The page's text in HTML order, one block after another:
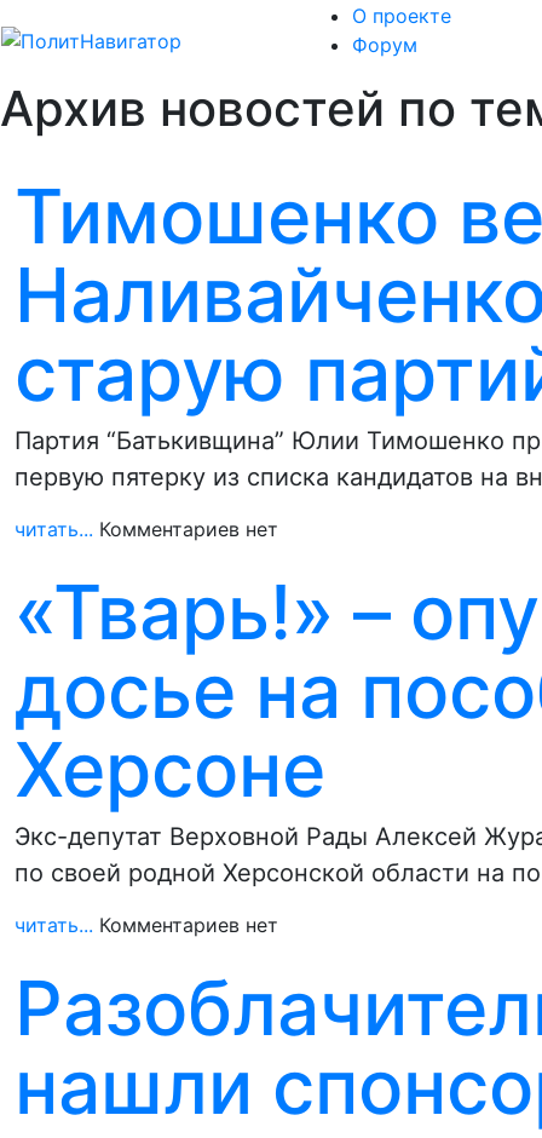
О проекте
Форум
Архив новостей по
Тимошенко
старую
Партия “Батькивщина” Юлии Тимошенко
первую пятерку из списка кандидатов на
читать... Комментариев нет
«Тварь!» –
досье на
Херсоне
Экс-депутат Верховной Рады Алексей
по своей родной Херсонской области на
читать... Комментариев нет
нашли